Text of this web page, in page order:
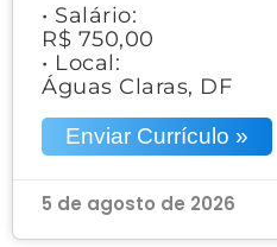
• Salário:
R$ 750,00
• Local:
Águas Claras, DF
Enviar Currículo »
5 de agosto de 2026